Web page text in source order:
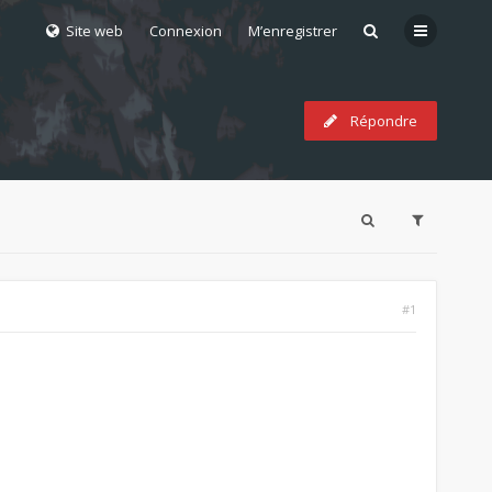
Site web Connexion M’enregistrer
Répondre
#1